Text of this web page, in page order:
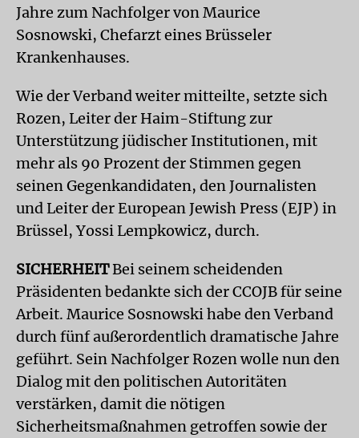
Jahre zum Nachfolger von Maurice
Sosnowski, Chefarzt eines Brüsseler
Krankenhauses.
Wie der Verband weiter mitteilte, setzte sich
Rozen, Leiter der Haim-Stiftung zur
Unterstützung jüdischer Institutionen, mit
mehr als 90 Prozent der Stimmen gegen
seinen Gegenkandidaten, den Journalisten
und Leiter der European Jewish Press (EJP) in
Brüssel, Yossi Lempkowicz, durch.
SICHERHEITBei seinem scheidenden
Präsidenten bedankte sich der CCOJB für seine
Arbeit. Maurice Sosnowski habe den Verband
durch fünf außerordentlich dramatische Jahre
geführt. Sein Nachfolger Rozen wolle nun den
Dialog mit den politischen Autoritäten
verstärken, damit die nötigen
Sicherheitsmaßnahmen getroffen sowie der